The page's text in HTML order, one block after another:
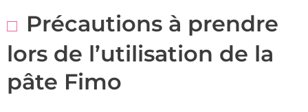
Précautions à prendre
lors de l’utilisation de la
pâte Fimo